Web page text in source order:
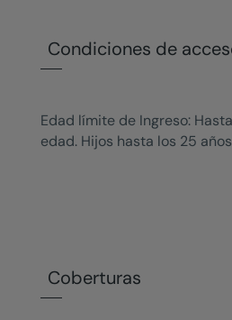
Condiciones de
Edad límite de Ingreso:
edad. Hijos hasta los 25
Coberturas